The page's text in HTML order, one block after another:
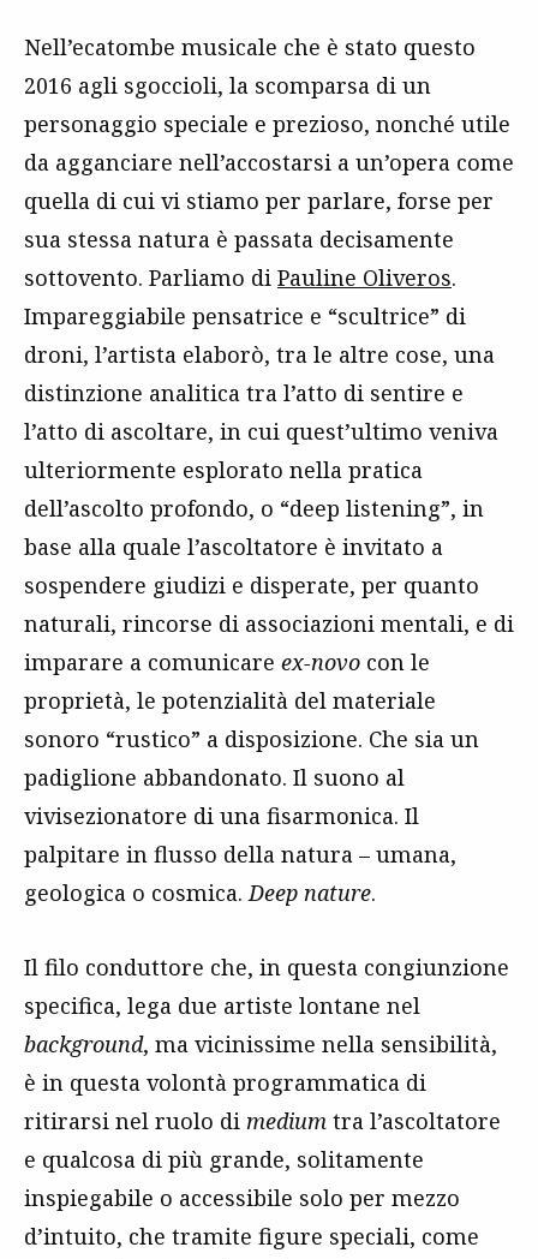
Nell’ecatombe musicale che è stato questo
2016 agli sgoccioli, la scomparsa di un
personaggio speciale e prezioso, nonché utile
da agganciare nell’accostarsi a un’opera come
quella di cui vi stiamo per parlare, forse per
sua stessa natura è passata decisamente
sottovento. Parliamo di Pauline Oliveros.
Impareggiabile pensatrice e “scultrice” di
droni, l’artista elaborò, tra le altre cose, una
distinzione analitica tra l’atto di sentire e
l’atto di ascoltare, in cui quest’ultimo veniva
ulteriormente esplorato nella pratica
dell’ascolto profondo, o “deep listening”, in
base alla quale l’ascoltatore è invitato a
sospendere giudizi e disperate, per quanto
naturali, rincorse di associazioni mentali, e di
imparare a comunicare ex-novo con le
proprietà, le potenzialità del materiale
sonoro “rustico” a disposizione. Che sia un
padiglione abbandonato. Il suono al
vivisezionatore di una fisarmonica. Il
palpitare in flusso della natura – umana,
geologica o cosmica.Deep nature.
Il filo conduttore che, in questa congiunzione
specifica, lega due artiste lontane nel
background, ma vicinissime nella sensibilità,
è in questa volontà programmatica di
ritirarsi nel ruolo di medium tra l’ascoltatore
e qualcosa di più grande, solitamente
inspiegabile o accessibile solo per mezzo
d’intuito, che tramite figure speciali, come